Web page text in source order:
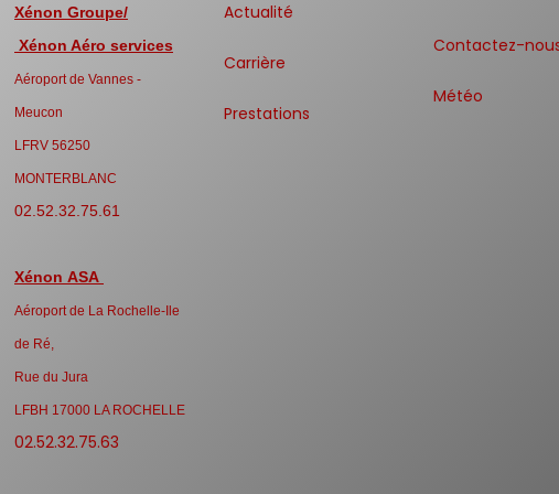
Xénon Groupe/
Xénon Aéro services
Aéroport de Vannes -
Meucon
LFRV 56250
MONTERBLANC
02.52.32.75.61
Xénon ASA
Aéroport de La Rochelle-Ile
de Ré,
Rue du Jura
LFBH 17000 LA ROCHELLE
02.52.32.75.63
Actualité
Carrière
Prestations
Contactez-
Météo